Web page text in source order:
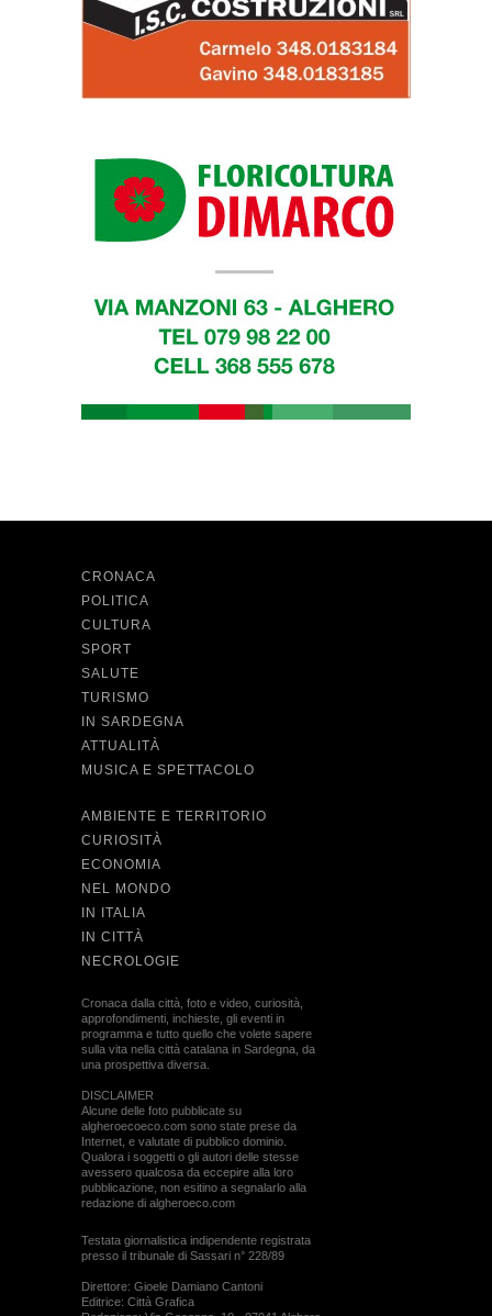
CRONACA
POLITICA
CULTURA
SPORT
SALUTE
TURISMO
IN SARDEGNA
ATTUALITÀ
MUSICA E SPETTACOLO
AMBIENTE E TERRITORIO
CURIOSITÀ
ECONOMIA
NEL MONDO
IN ITALIA
IN CITTÀ
NECROLOGIE
Cronaca dalla città, foto e video, curiosità,
approfondimenti, inchieste, gli eventi in
programma e tutto quello che volete sapere
sulla vita nella città catalana in Sardegna, da
una prospettiva diversa.
DISCLAIMER
Alcune delle foto pubblicate su
algheroecoeco.com sono state prese da
Internet, e valutate di pubblico dominio.
Qualora i soggetti o gli autori delle stesse
avessero qualcosa da eccepire alla loro
pubblicazione, non esitino a segnalarlo alla
redazione di algheroeco.com
Testata giornalistica indipendente registrata
presso il tribunale di Sassari n° 228/89
Direttore: Gioele Damiano Cantoni
Editrice: Città Grafica